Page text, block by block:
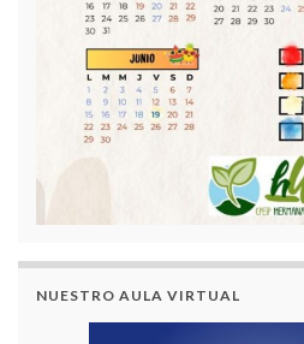
NUESTRO AULA VIRTUAL